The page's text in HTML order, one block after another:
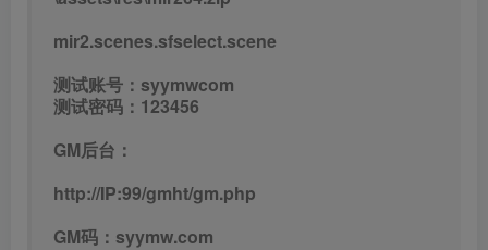
mir2.scenes.sfselect.scene
测试账号：syymwcom
测试密码：123456
GM后台：
http://IP:99/gmht/gm.php
GM码：syymw.com